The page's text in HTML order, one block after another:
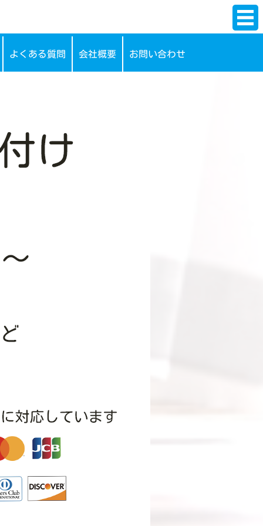
よくある質問 会社概要 お問い合わせ